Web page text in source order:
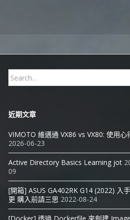
Search
for:
近期文章
VIMOTO 維邁通 VX86 vs VX80: 使用心
2026-06-23
Active Directory Basics Learning jot
09
[開箱] ASUS GA402RK G14 (2022) 入
更 購入前請三思 2022-08-24